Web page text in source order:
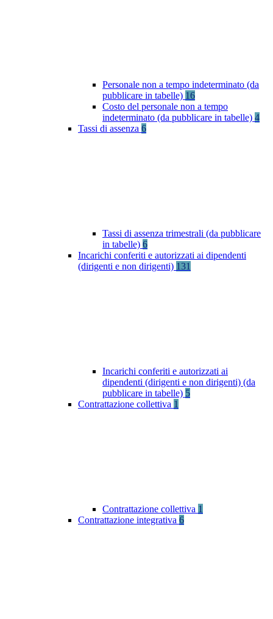
Personale non a tempo indeterminato (da
pubblicare in tabelle) 16
Costo del personale non a tempo
indeterminato (da pubblicare in tabelle) 4
Tassi di assenza 6
Tassi di assenza trimestrali (da pubblicare
in tabelle) 6
Incarichi conferiti e autorizzati ai dipendenti
(dirigenti e non dirigenti) 131
Incarichi conferiti e autorizzati ai
dipendenti (dirigenti e non dirigenti) (da
pubblicare in tabelle) 5
Contrattazione collettiva 1
Contrattazione collettiva 1
Contrattazione integrativa 6